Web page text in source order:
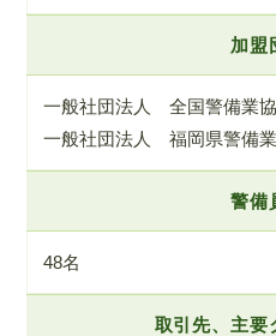
加盟
一般社団法人 全国警備業
一般社団法人 福岡県警備
警備
48名
取引先、主要